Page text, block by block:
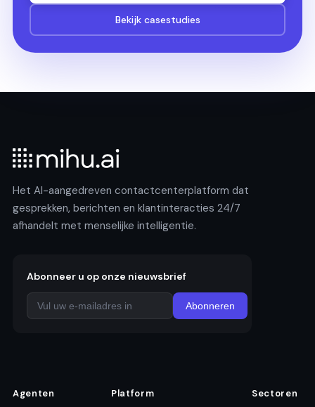
Bekijk casestudies
Het AI-aangedreven contactcenterplatform dat
gesprekken, berichten en klantinteracties 24/7
afhandelt met menselijke intelligentie.
Abonneer u op onze nieuwsbrief
Abonneren
Agenten Platform Sectoren